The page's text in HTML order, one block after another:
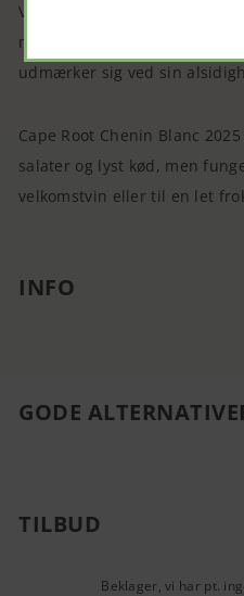
Vinen kommer fra Western
mangfoldige vinproduktion,
udmærker sig ved sin
Cape Root Chenin Blanc
salater og lyst kød, men
velkomstvin eller til en let
INFO
GODE
TILBUD
Beklager, vi har pt.